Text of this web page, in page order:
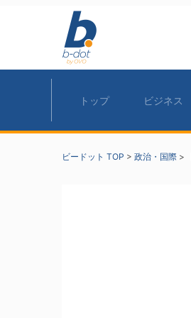
トップ ビジネス
ビードット TOP > 政治・国際 >